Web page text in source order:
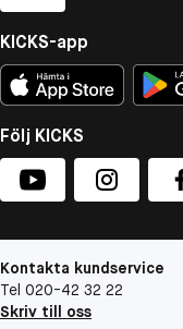
KICKS-app
Följ KICKS
Kontakta kundservice
Tel 020-42 32 22
Skriv till oss